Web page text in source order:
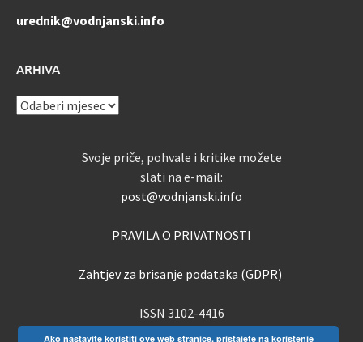
urednik@vodnjanski.info
ARHIVA
ARHIVA
Svoje priče, pohvale i kritike možete
slati na e-mail:
post@vodnjanski.info
PRAVILA O PRIVATNOSTI
Zahtjev za brisanje podataka (GDPR)
ISSN 3102-4416
Ako nastavite koristiti ove web stranice, pristajete na korištenje